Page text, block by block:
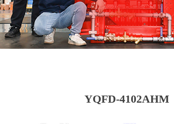
YQFD-4102AHM